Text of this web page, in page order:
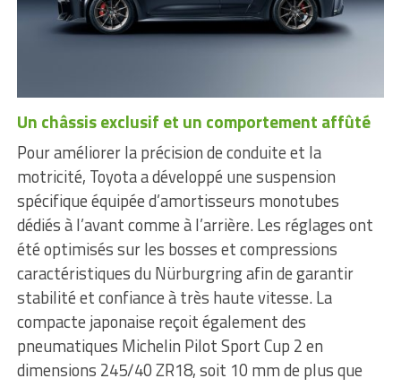
Un châssis exclusif et un comportement affûté
Pour améliorer la précision de conduite et la
motricité, Toyota a développé une suspension
spécifique équipée d’amortisseurs monotubes
dédiés à l’avant comme à l’arrière. Les réglages ont
été optimisés sur les bosses et compressions
caractéristiques du Nürburgring afin de garantir
stabilité et confiance à très haute vitesse. La
compacte japonaise reçoit également des
pneumatiques Michelin Pilot Sport Cup 2 en
dimensions 245/40 ZR18, soit 10 mm de plus que